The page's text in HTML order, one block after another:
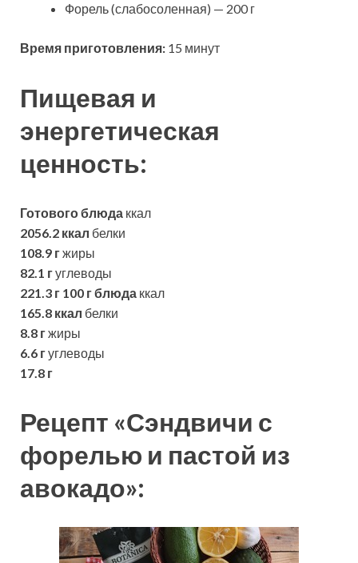
Форель (слабосоленная) — 200 г
Время приготовления: 15 минут
Пищевая и
энергетическая
ценность:
Готового блюда ккал
2056.2 ккал белки
108.9 гжиры
82.1 гуглеводы
221.3 г 100 г блюда ккал
165.8 ккал белки
8.8 гжиры
6.6 гуглеводы
17.8 г
Рецепт «Сэндвичи с
форелью и пастой из
авокадо»: